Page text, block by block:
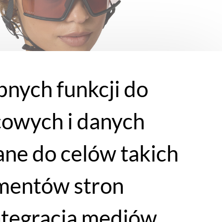
funkcji do
i danych
do celów takich
stron